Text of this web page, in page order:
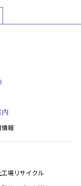
情報
工場リサイクル